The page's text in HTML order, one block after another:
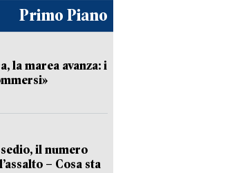
Primo Piano
la marea avanza: i
il numero
– Cosa sta